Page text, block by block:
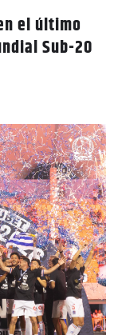
el último
Sub-20